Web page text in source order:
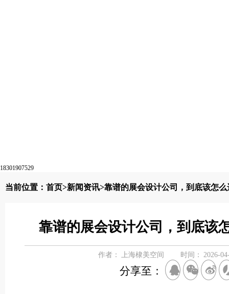
18301907529
当前位置： 首页>新闻资讯>靠谱的展会设计公司，到底该怎
靠谱的展会设计公司，到底该
作者： 上海棣美空间 时间： 2026-
分享至：